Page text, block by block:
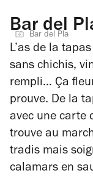
Bar del
Bar del Pla
L’as de la
sans chichis,
rempli… Ça
prouve. De la
avec une carte
trouve au
tradis mais
calamars en